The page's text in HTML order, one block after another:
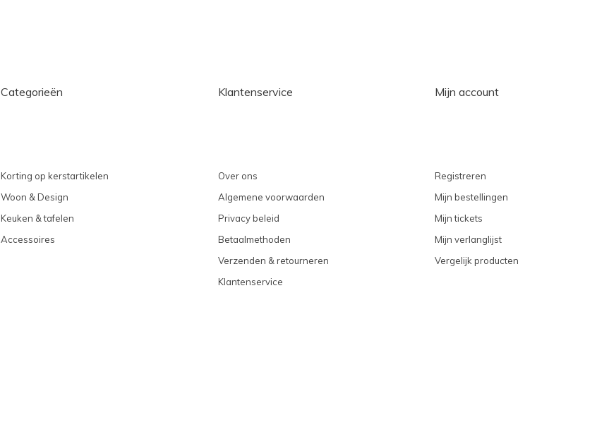
Categorieën
Korting op kerstartikelen
Woon & Design
Keuken & tafelen
Accessoires
Klantenservice
Over ons
Algemene voorwaarden
Privacy beleid
Betaalmethoden
Verzenden & retourneren
Klantenservice
Mijn account
Registreren
Mijn bestellingen
Mijn tickets
Mijn verlanglijst
Vergelijk producten